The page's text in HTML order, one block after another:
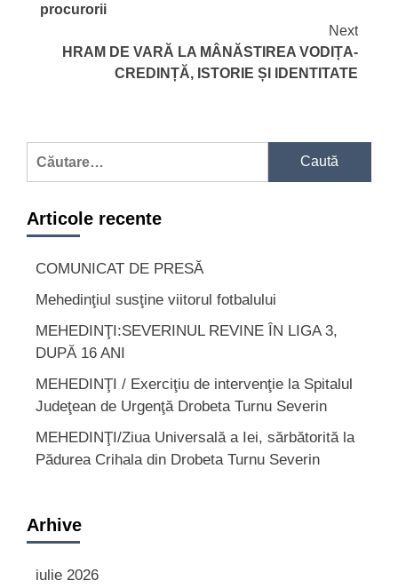
procurorii
Next
HRAM DE VARĂ LA MÂNĂSTIREA VODIȚA-
CREDINȚĂ, ISTORIE ȘI IDENTITATE
Articole recente
COMUNICAT DE PRESĂ
Mehedinţiul susţine viitorul fotbalului
MEHEDINŢI:SEVERINUL REVINE ÎN LIGA 3,
DUPĂ 16 ANI
MEHEDINŢI / Exerciţiu de intervenţie la Spitalul
Judeţean de Urgenţă Drobeta Turnu Severin
MEHEDINŢI/Ziua Universală a Iei, sărbătorită la
Pădurea Crihala din Drobeta Turnu Severin
Arhive
iulie 2026